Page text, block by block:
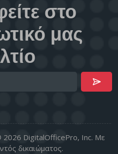
στο
μας
2026 DigitalOfficePro, Inc. Με
δικαιώματος.